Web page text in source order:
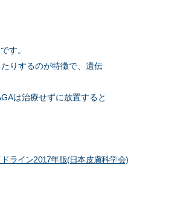
す。
りするのが特徴で、遺伝
は治療せずに放置すると
ライン2017年版(日本皮膚科学会)